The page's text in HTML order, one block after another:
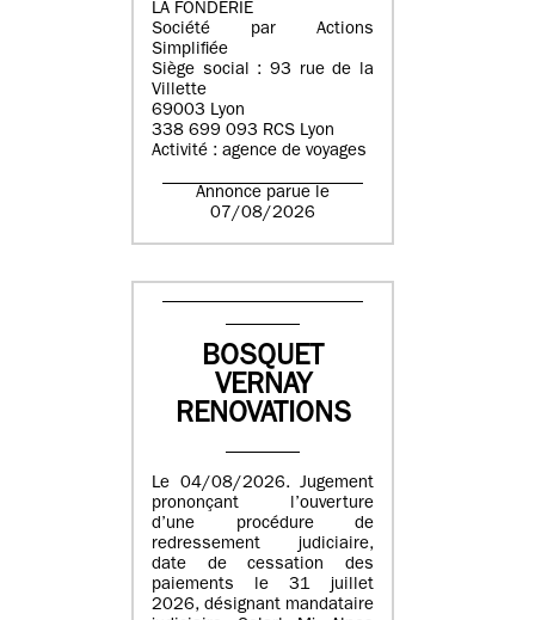
LA FONDERIE
Société par Actions
Simplifiée
Siège social : 93 rue de la
Villette
69003 Lyon
338 699 093 RCS Lyon
Activité : agence de voyages
Annonce parue le
07/08/2026
BOSQUET
VERNAY
RENOVATIONS
Le 04/08/2026. Jugement
prononçant l’ouverture
d’une procédure de
redressement judiciaire,
date de cessation des
paiements le 31 juillet
2026, désignant mandataire